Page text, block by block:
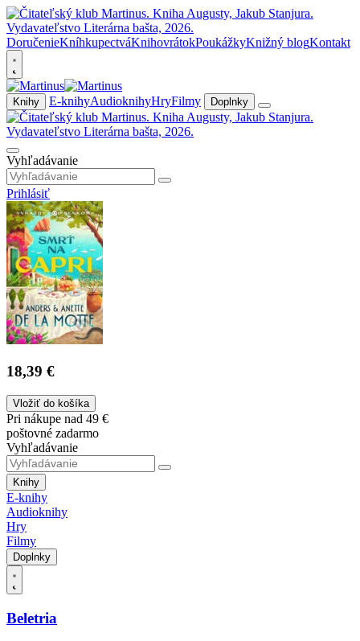
DoručenieKníhkupectváKnihovrátokPoukážkyKnižný blogKontakt
Knihy E-knihyAudioknihyHryFilmy Doplnky
Vyhľadávanie
Prihlásiť
18,39 €
Vložiť do košíka
Pri nákupe nad 49 €
poštovné zadarmo
Vyhľadávanie
Knihy
E-knihy
Audioknihy
Hry
Filmy
Doplnky
Beletria